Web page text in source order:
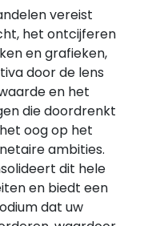
vereist
het ontcijferen
en grafieken,
door de lens
en het
die doordrenkt
oog op het
ambities.
dit hele
en biedt een
dat uw